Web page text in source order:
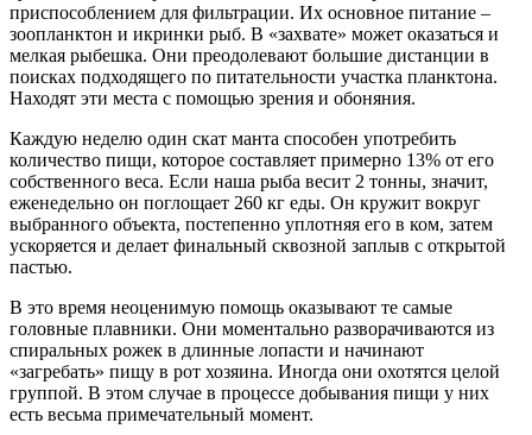
приспособлением для фильтрации. Их основное питание –
зоопланктон и икринки рыб. В «захвате» может оказаться и
мелкая рыбешка. Они преодолевают большие дистанции в
поисках подходящего по питательности участка планктона.
Находят эти места с помощью зрения и обоняния.
Каждую неделю один скат манта способен употребить
количество пищи, которое составляет примерно 13% от его
собственного веса. Если наша рыба весит 2 тонны, значит,
еженедельно он поглощает 260 кг еды. Он кружит вокруг
выбранного объекта, постепенно уплотняя его в ком, затем
ускоряется и делает финальный сквозной заплыв с открытой
пастью.
В это время неоценимую помощь оказывают те самые
головные плавники. Они моментально разворачиваются из
спиральных рожек в длинные лопасти и начинают
«загребать» пищу в рот хозяина. Иногда они охотятся целой
группой. В этом случае в процессе добывания пищи у них
есть весьма примечательный момент.